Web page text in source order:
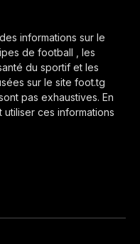
informations sur le
de football , les
du sportif et les
sur le site foot.tg
pas exhaustives. En
utiliser ces informations